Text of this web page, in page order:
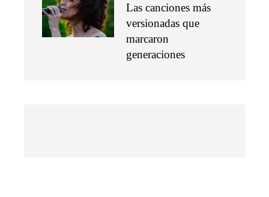
Las canciones más
versionadas que
marcaron
generaciones